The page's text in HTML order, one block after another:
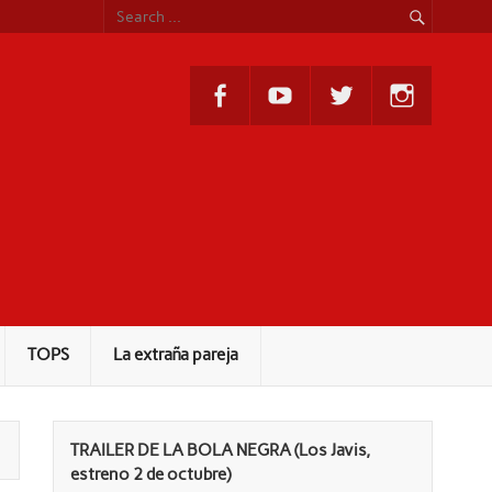
TOPS La extraña pareja
TRAILER DE LA BOLA NEGRA (Los Javis,
estreno 2 de octubre)